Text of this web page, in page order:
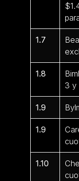
1.7
1.8
3 y
1.9
1.9
1.10